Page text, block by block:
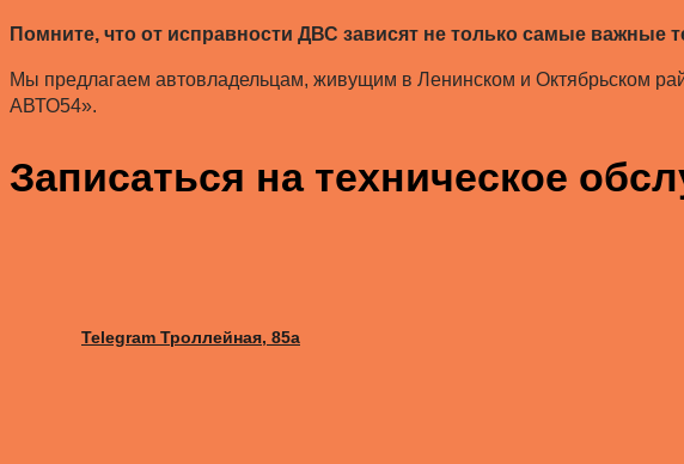
Помните, что от исправности ДВС зависят не только самые важные
Мы предлагаем автовладельцам, живущим в Ленинском и Октябрьском
АВТО54».
Записаться на техническое
Telegram Троллейная, 85а